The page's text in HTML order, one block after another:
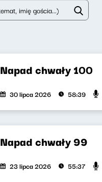
Napad chwały 100
30 lipca 2026 58:39
Napad chwały 99
23 lipca 2026 55:37